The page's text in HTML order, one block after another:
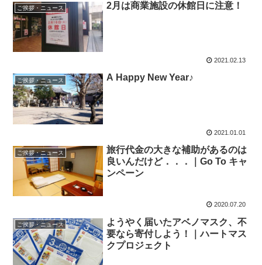
ご挨拶・ニュース 2月は商業施設の休館日に注意！
2021.02.13
ご挨拶・ニュース A Happy New Year♪
2021.01.01
ご挨拶・ニュース
旅行代金の大きな補助があるのは
良いんだけど．．．｜Go To キャ
ンペーン
2020.07.20
ご挨拶・ニュース
ようやく届いたアベノマスク、不
要なら寄付しよう！｜ハートマス
クプロジェクト